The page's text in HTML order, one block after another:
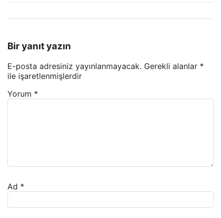
Bir yanıt yazın
E-posta adresiniz yayınlanmayacak. Gerekli alanlar *
ile işaretlenmişlerdir
Yorum *
Ad *